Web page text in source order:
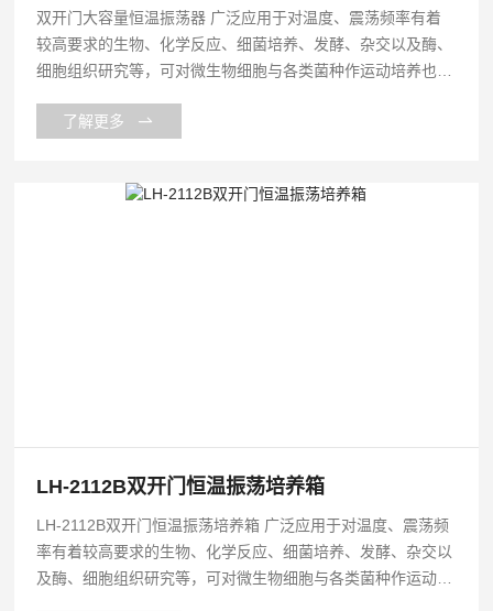
双开门大容量恒温振荡器 广泛应用于对温度、震荡频率有着
较高要求的生物、化学反应、细菌培养、发酵、杂交以及酶、
细胞组织研究等，可对微生物细胞与各类菌种作运动培养也可
究、应用领域有着广泛而重要的应用。
了解更多
LH-2112B双开门恒温振荡培养箱
LH-2112B双开门恒温振荡培养箱 广泛应用于对温度、震荡频
率有着较高要求的生物、化学反应、细菌培养、发酵、杂交以
及酶、细胞组织研究等，可对微生物细胞与各类菌种作运动培